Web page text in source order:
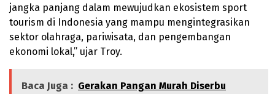
jangka panjang dalam mewujudkan ekosistem sport
tourism di Indonesia yang mampu mengintegrasikan
sektor olahraga, pariwisata, dan pengembangan
ekonomi lokal,” ujar Troy.
Baca Juga : Gerakan Pangan Murah Diserbu